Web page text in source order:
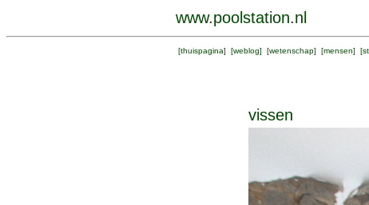
www.poolstation.nl
[thuispagina] [weblog] [wetenschap] [mensen] [
vissen